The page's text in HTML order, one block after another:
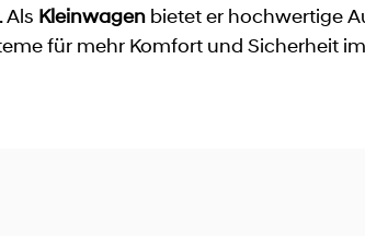
. Als Kleinwagen bietet er hochwertige
für mehr Komfort und Sicherheit